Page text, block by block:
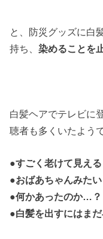
と、防災グッズに白
持ち、染めることを
白髪ヘアでテレビに
聴者も多くいたよう
●すごく老けて見える
●おばあちゃんみたい
●何かあったのか…？
●白髪を出すにはま